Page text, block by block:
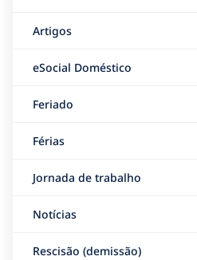
Artigos
eSocial Doméstico
Feriado
Férias
Jornada de trabalho
Notícias
Rescisão (demissão)